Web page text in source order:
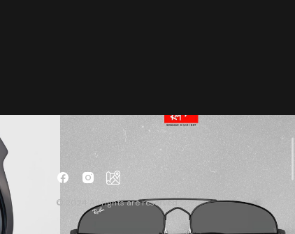
© 2024 All rights are reserved